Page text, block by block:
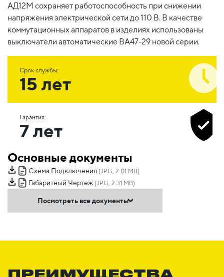
АД12М сохраняет работоспособность при снижении
напряжения электрической сети до 110 В. В качестве
коммутационных аппаратов в изделиях использованы
выключатели автоматические ВА47-29 новой серии.
Срок службы:
15 лет
Гарантия:
7 лет
Основные документы
Схема Подключения (JPG, 2.01 MB)
Габаритный Чертеж (JPG, 2.31 MB)
Посмотреть все документы
ПРЕИМУЩЕСТВА